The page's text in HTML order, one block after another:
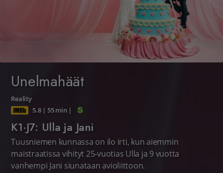
Unelmahäät
Reality
5.8| 55 min|
K1·J7: Ulla ja Jani
Tuusniemen kunnassa on ilo irti, kun aiemmin
maistraatissa vihityt 25-vuotias Ulla ja 9 vuotta
vanhempi Jani siunataan avioliittoon.